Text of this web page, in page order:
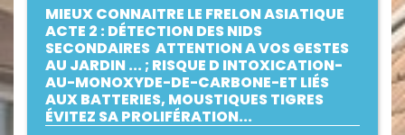
MIEUX CONNAITRE LE FRELON ASIATIQUE
ACTE 2 : DÉTECTION DES NIDS
SECONDAIRES ­ ATTENTION A VOS GESTES
AU JARDIN ... ; RISQUE D INTOXICATION-
AU-MONOXYDE-DE-CARBONE-ET LIÉS
AUX BATTERIES, MOUSTIQUES TIGRES
ÉVITEZ SA PROLIFÉRATION...